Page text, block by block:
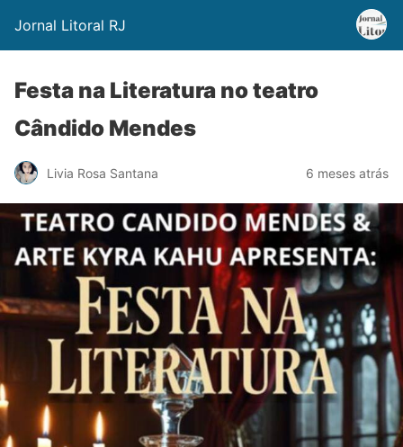
Jornal Litoral RJ
Festa na Literatura no teatro
Cândido Mendes
Livia Rosa Santana 6 meses atrás